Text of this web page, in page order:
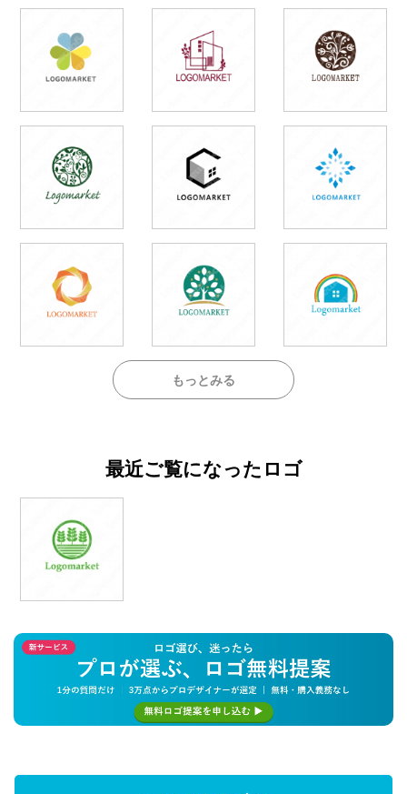
もっとみる
最近ご覧になったロゴ